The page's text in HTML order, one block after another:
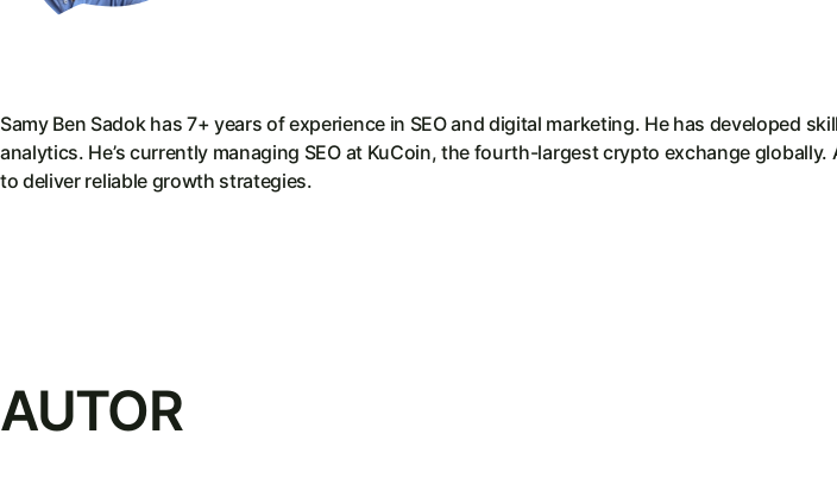
Samy Ben Sadok has 7+ years of experience in SEO and digital marketing. He has developed
analytics. He’s currently managing SEO at KuCoin, the fourth-largest crypto exchange
to deliver reliable growth strategies.
AUTOR